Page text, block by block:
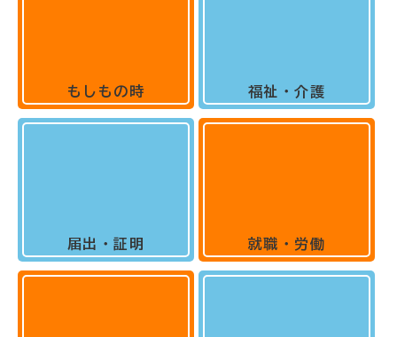
もしもの時
届出・証明
福祉・介護
就職・労働